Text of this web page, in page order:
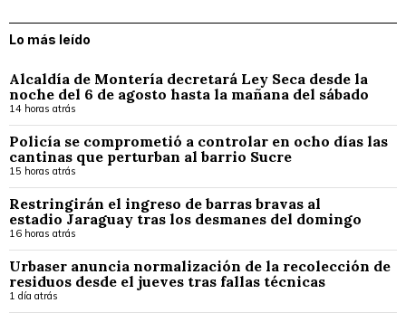
Lo más leído
Alcaldía de Montería decretará Ley Seca desde la
noche del 6 de agosto hasta la mañana del sábado
14 horas atrás
Policía se comprometió a controlar en ocho días las
cantinas que perturban al barrio Sucre
15 horas atrás
Restringirán el ingreso de barras bravas al
estadio Jaraguay tras los desmanes del domingo
16 horas atrás
Urbaser anuncia normalización de la recolección de
residuos desde el jueves tras fallas técnicas
1 día atrás